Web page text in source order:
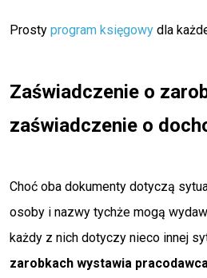
Prosty program księgowy dla
Zaświadczenie o
zaświadczenie o
Choć oba dokumenty dotyczą
osoby i nazwy tychże mogą
każdy z nich dotyczy nieco innej
zarobkach wystawia